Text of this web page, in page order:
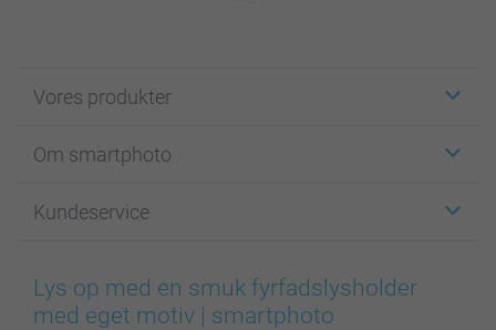
Vores produkter
Fotokort
Fotobøger
Billeder, Plakater & Fotohæfter
Cover til mobil & tablet
Om smartphoto
For affiliate
Cookie Policy
Sitemap
Kundeservice
100% tilfredshedsgaranti
smartbonus
Lys op med en smuk fyrfadslysholder
med eget motiv | smartphoto